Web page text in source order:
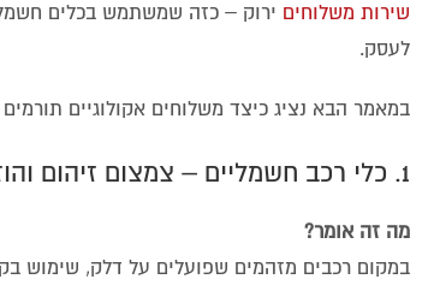
שירות משלוחים ירוק – כזה שמשתמש בכלים
לעסק.
במאמר הבא נציג כיצד משלוחים אקולוגיים
1. כלי רכב חשמליים – צמצום זיהום והוזלה תפעולית
מה זה אומר?
במקום רכבים מזהמים שפועלים על דלק, שימוש